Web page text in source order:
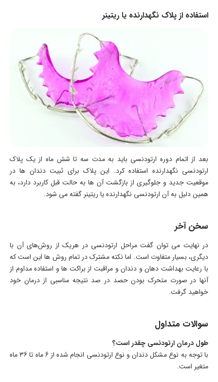
استفاده از پلاک نگهدارنده یا ریتینر
بعد از اتمام دوره ارتودنسی باید به مدت سه تا شش ماه از یک پلاک
ارتودنسی نگهدارنده استفاده کرد. این پلاک برای ثبیت دندان ها در
موقعیت جدید و جلوگیری از بازگشت آن ها به حالت قبل کاربرد دارد، به
همین دلیل به آن ارتودنسی نگهدارنده یا ریتینر گفته می شود.
سخن آخر
در نهایت می توان گفت مراحل ارتودنسی در هریک از روش‌های آن با
دیگری، بسیار متفاوت است. اما نکته مشترک در تمام روش ها این است که
با رعایت بهداشت دهان و دندان و مراقبت از براکت ها و استفاده مداوم از
آنها در صورت متحرک بودن حصد در صد نتیجه مناسبی از درمان خود
خواهید گرفت.
سوالات متداول
طول درمان ارتودنسی چقدر است؟
با توجه به نوع مشکل دندان و نوع ارتودنسی انجام شده از 6 ماه تا 36 ماه
متغیر است.